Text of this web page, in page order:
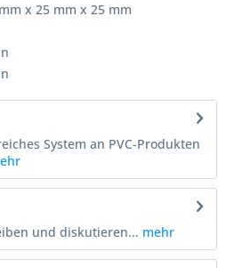
x 25 mm x 25 mm
System an PVC-Produkten
und diskutieren... mehr